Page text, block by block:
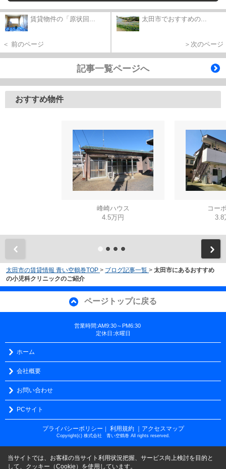
賃貸物件の「原状回...
＜ 前のページ
太田市でおすすめの...
＞次のページ
記事一覧ページへ
おすすめ物件
峰崎ハウス
4.5万円
コー
3.8
太田市の賃貸情報 青い空鶴巻TOP > ブログ記事一覧 > 太田市にあるおすすめ
の小児科クリニックのご紹介
ページトップに戻る
営業時間:AM9:30～PM6:30
定休日:水曜日
ホーム
会社概要
お問い合わせ
PCサイト
プライバシーポリシー ｜ 利用規約 ｜アクセスマップ
Copyright(c) 株式会社 青い空鶴巻 All rights reserved.
当サイトでは、お客様の当サイト利用状況把握、サービス向上検討を目的と
して、クッキー（Cookie）を使用しています。